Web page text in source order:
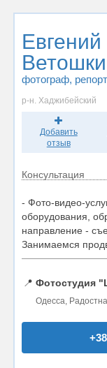
Евгений
фотограф,
р-н. Хаджибейский
Добавить
отзыв
Консультация
- Фото-видео-
оборудования,
направление -
Занимаемся
📍 Фотостудия
Одесса,